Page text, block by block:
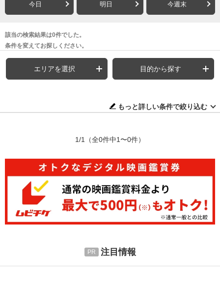
今日 明日 今週末
該当の検索結果は0件でした。
条件を変えてお探しください。
エリアを選択 目的から探す
もっと詳しい条件で絞り込む
1/1 （全0件中1〜0件）
注目情報